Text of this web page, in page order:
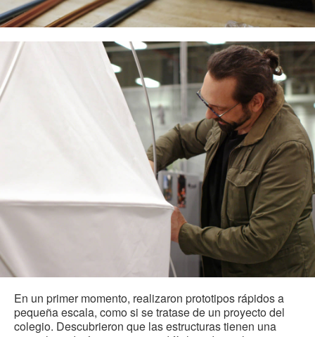
En un primer momento, realizaron prototipos rápidos a
pequeña escala, como si se tratase de un proyecto del
colegio. Descubrieron que las estructuras tienen una